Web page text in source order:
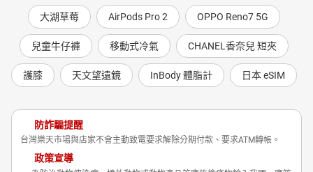
大湖草莓 AirPods Pro 2 OPPO Reno7 5G
兒童牛仔褲 移動式冷氣 CHANEL香奈兒 短夾
護膝 天文望遠鏡 InBody 體脂計 日本 eSIM
防詐騙提醒
台灣樂天市場與店家不會主動致電要求解除分期付款、要求ATM轉帳。
政策宣導